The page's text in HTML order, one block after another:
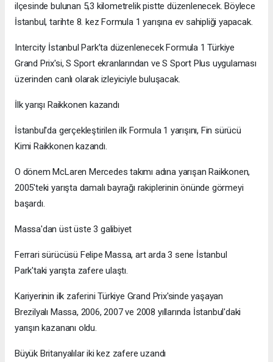
ilçesinde bulunan 5,3 kilometrelik pistte düzenlenecek. Böylece
İstanbul, tarihte 8. kez Formula 1 yarışına ev sahipliği yapacak.
Intercity İstanbul Park’ta düzenlenecek Formula 1 Türkiye
Grand Prix'si, S Sport ekranlarından ve S Sport Plus uygulaması
üzerinden canlı olarak izleyiciyle buluşacak.
İlk yarışı Raikkonen kazandı
İstanbul'da gerçekleştirilen ilk Formula 1 yarışını, Fin sürücü
Kimi Raikkonen kazandı.
O dönem McLaren Mercedes takımı adına yarışan Raikkonen,
2005'teki yarışta damalı bayrağı rakiplerinin önünde görmeyi
başardı.
Massa'dan üst üste 3 galibiyet
Ferrari sürücüsü Felipe Massa, art arda 3 sene İstanbul
Park'taki yarışta zafere ulaştı.
Kariyerinin ilk zaferini Türkiye Grand Prix'sinde yaşayan
Brezilyalı Massa, 2006, 2007 ve 2008 yıllarında İstanbul'daki
yarışın kazananı oldu.
Büyük Britanyalılar iki kez zafere uzandı